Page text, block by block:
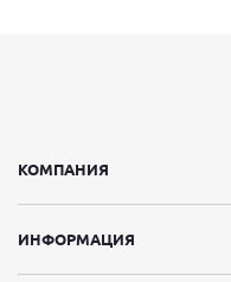
КОМПАНИЯ
ИНФОРМАЦИЯ